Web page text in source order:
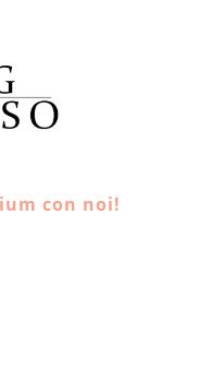
con noi!